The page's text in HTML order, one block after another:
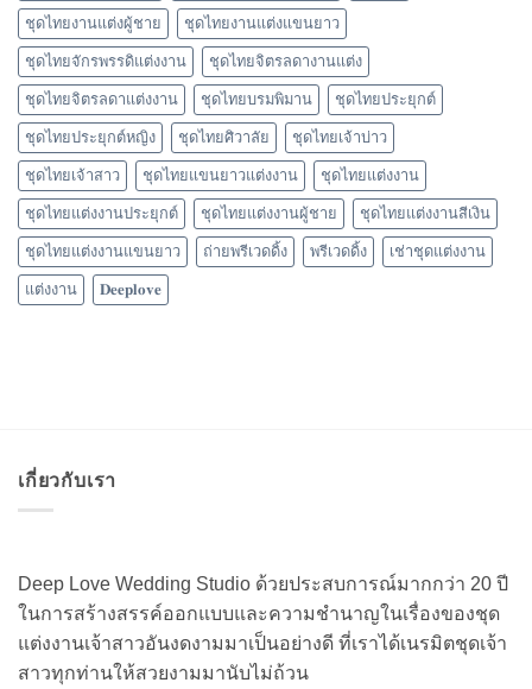
ชุดไทยงานแต่งผู้ชาย ชุดไทยงานแต่งแขนยาว
ชุดไทยจักรพรรดิแต่งงาน ชุดไทยจิตรลดางานแต่ง
ชุดไทยจิตรลดาแต่งงาน ชุดไทยบรมพิมาน ชุดไทยประยุกต์
ชุดไทยประยุกต์หญิง ชุดไทยศิวาลัย ชุดไทยเจ้าบ่าว
ชุดไทยเจ้าสาว ชุดไทยแขนยาวแต่งงาน ชุดไทยแต่งงาน
ชุดไทยแต่งงานประยุกต์ ชุดไทยแต่งงานผู้ชาย ชุดไทยแต่งงานสีเงิน
ชุดไทยแต่งงานแขนยาว ถ่ายพรีเวดดิ้ง พรีเวดดิ้ง เช่าชุดแต่งงาน
แต่งงาน 𝐃𝐞𝐞𝐩𝐥𝐨𝐯𝐞
เกี่ยวกับเรา
Deep Love Wedding Studio ด้วยประสบการณ์มากกว่า 20 ปี
ในการสร้างสรรค์ออกแบบและความชำนาญในเรื่องของชุด
แต่งงานเจ้าสาวอันงดงามมาเป็นอย่างดี ที่เราได้เนรมิตชุดเจ้า
สาวทุกท่านให้สวยงามมานับไม่ถ้วน